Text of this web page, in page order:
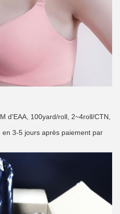
d'EAA, 100yard/roll, 2~4roll/CTN,
3-5 jours après paiement par